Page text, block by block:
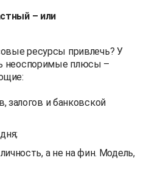
– или
ресурсы привлечь? У
неоспоримые плюсы –
залогов и банковской
а не на фин. Модель,